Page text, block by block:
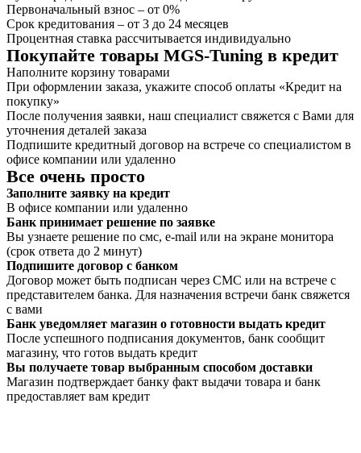
Первоначальный взнос – от 0%
Срок кредитования – от 3 до 24 месяцев
Процентная ставка рассчитывается индивидуально
Покупайте товары MGS-Tuning в кредит
Наполните корзину товарами
При оформлении заказа, укажите способ оплаты «Кредит на
покупку»
После получения заявки, наш специалист свяжется с Вами для
уточнения деталей заказа
Подпишите кредитный договор на встрече со специалистом в
офисе компании или удаленно
Все очень просто
Заполните заявку на кредит
В офисе компании или удаленно
Банк принимает решение по заявке
Вы узнаете решение по смс, e-mail или на экране монитора
(срок ответа до 2 минут)
Подпишите договор с банком
Договор может быть подписан через СМС или на встрече с
представителем банка. Для назначения встречи банк свяжется
с вами
Банк уведомляет магазин о готовности выдать кредит
После успешного подписания документов, банк сообщит
магазину, что готов выдать кредит
Вы получаете товар выбранным способом доставки
Магазин подтверждает банку факт выдачи товара и банк
предоставляет вам кредит